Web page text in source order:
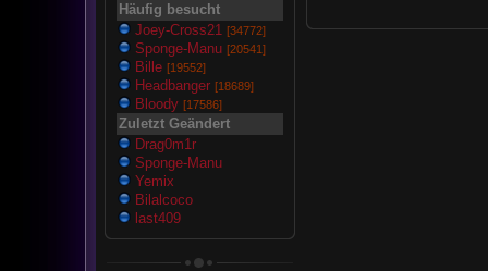
Häufig besucht
Joey-Cross21 [34772]
Sponge-Manu [20541]
Bille [19552]
Headbanger [18689]
Bloody [17586]
Zuletzt Geändert
Drag0m1r
Sponge-Manu
Yemix
Bilalcoco
last409